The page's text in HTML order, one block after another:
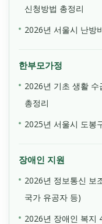
신청방법 총정리
2026년 서울시 난방
한부모가정
2026년 기초 생활
총정리
2025년 서울시 도봉
장애인 지원
2026년 정보통신 보
국가 유공자 등)
2026년 장애인 복지